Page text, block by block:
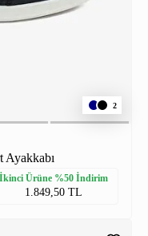
2
İkinci Ürüne %50 İndirim
1.849,50 TL